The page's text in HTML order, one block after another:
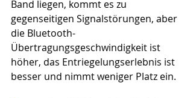
Band liegen, kommt es zu
gegenseitigen Signalstörungen, aber
die Bluetooth-
Übertragungsgeschwindigkeit ist
höher, das Entriegelungserlebnis ist
besser und nimmt weniger Platz ein.